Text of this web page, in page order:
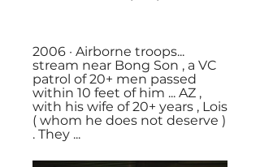
2006 · ‎Airborne troops...
stream near Bong Son , a VC
patrol of 20+ men passed
within 10 feet of him ... AZ ,
with his wife of 20+ years , Lois
( whom he does not deserve )
. They ...